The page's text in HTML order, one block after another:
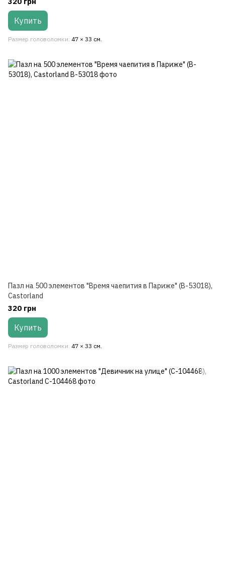
Купить
Размер головоломки 47 × 33 см.
Пазл на 500 элементов "Время чаепития в Париже" (B-53018),
Castorland
320 грн
Купить
Размер головоломки 47 × 33 см.